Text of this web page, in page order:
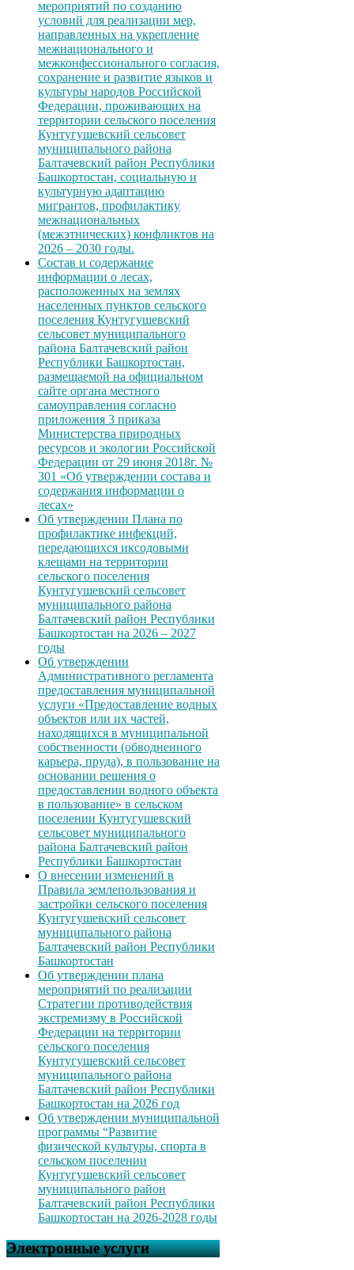
мероприятий по созданию
условий для реализации мер,
направленных на укрепление
межнационального и
межконфессионального согласия,
сохранение и развитие языков и
культуры народов Российской
Федерации, проживающих на
территории сельского поселения
Кунтугушевский сельсовет
муниципального района
Балтачевский район Республики
Башкортостан, социальную и
культурную адаптацию
мигрантов, профилактику
межнациональных
(межэтнических) конфликтов на
2026 – 2030 годы.
Состав и содержание
информации о лесах,
расположенных на землях
населенных пунктов сельского
поселения Кунтугушевский
сельсовет муниципального
района Балтачевский район
Республики Башкортостан,
размещаемой на официальном
сайте органа местного
самоуправления согласно
приложения 3 приказа
Министерства природных
ресурсов и экологии Российской
Федерации от 29 июня 2018г. №
301 «Об утверждении состава и
содержания информации о
лесах»
Об утверждении Плана по
профилактике инфекций,
передающихся иксодовыми
клещами на территории
сельского поселения
Кунтугушевский сельсовет
муниципального района
Балтачевский район Республики
Башкортостан на 2026 – 2027
годы
Об утверждении
Административного регламента
предоставления муниципальной
услуги «Предоставление водных
объектов или их частей,
находящихся в муниципальной
собственности (обводненного
карьера, пруда), в пользование на
основании решения о
предоставлении водного объекта
в пользование» в сельском
поселении Кунтугушевский
сельсовет муниципального
района Балтачевский район
Республики Башкортостан
О внесении изменений в
Правила землепользования и
застройки сельского поселения
Кунтугушевский сельсовет
муниципального района
Балтачевский район Республики
Башкортостан
Об утверждении плана
мероприятий по реализации
Стратегии противодействия
экстремизму в Российской
Федерации на территории
сельского поселения
Кунтугушевский сельсовет
муниципального района
Балтачевский район Республики
Башкортостан на 2026 год
Об утверждении муниципальной
программы “Развитие
физической культуры, спорта в
сельском поселении
Кунтугушевский сельсовет
муниципального район
Балтачевский район Республики
Башкортостан на 2026-2028 годы
Электронные услуги